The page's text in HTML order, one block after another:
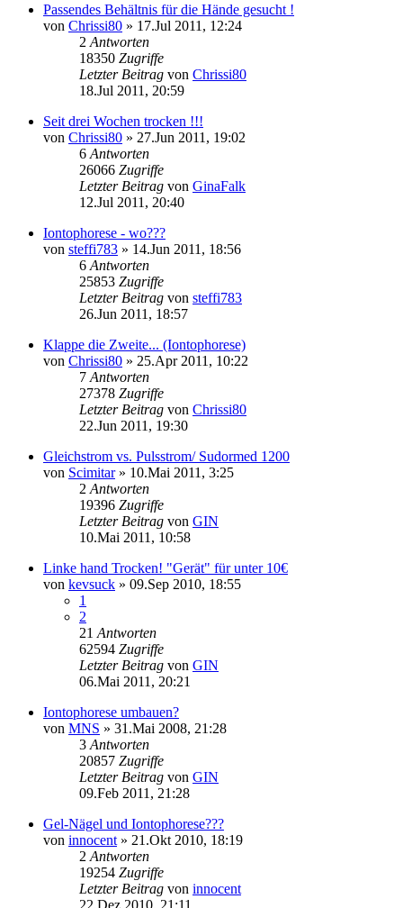
Passendes Behältnis für die Hände gesucht !
von Chrissi80 » 17.Jul 2011, 12:24
2 Antworten
18350 Zugriffe
Letzter Beitrag von Chrissi80
18.Jul 2011, 20:59
Seit drei Wochen trocken !!!
von Chrissi80 » 27.Jun 2011, 19:02
6 Antworten
26066 Zugriffe
Letzter Beitrag von GinaFalk
12.Jul 2011, 20:40
Iontophorese - wo???
von steffi783 » 14.Jun 2011, 18:56
6 Antworten
25853 Zugriffe
Letzter Beitrag von steffi783
26.Jun 2011, 18:57
Klappe die Zweite... (Iontophorese)
von Chrissi80 » 25.Apr 2011, 10:22
7 Antworten
27378 Zugriffe
Letzter Beitrag von Chrissi80
22.Jun 2011, 19:30
Gleichstrom vs. Pulsstrom/ Sudormed 1200
von Scimitar» 10.Mai 2011, 3:25
2 Antworten
19396 Zugriffe
Letzter Beitrag von GIN
10.Mai 2011, 10:58
Linke hand Trocken! "Gerät" für unter 10€
von kevsuck » 09.Sep 2010, 18:55
1
2
21 Antworten
62594 Zugriffe
Letzter Beitrag von GIN
06.Mai 2011, 20:21
Iontophorese umbauen?
von MNS » 31.Mai 2008, 21:28
3 Antworten
20857 Zugriffe
Letzter Beitrag von GIN
09.Feb 2011, 21:28
Gel-Nägel und Iontophorese???
von innocent » 21.Okt 2010, 18:19
2 Antworten
19254 Zugriffe
Letzter Beitrag von innocent
22.Dez 2010, 21:11